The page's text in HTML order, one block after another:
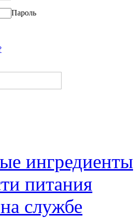
Пароль
ингредиенты
питания
службе